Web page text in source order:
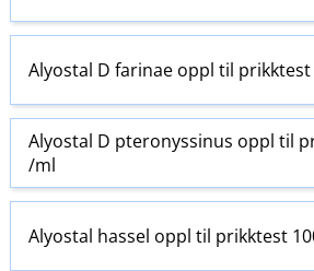
Alyostal D farinae oppl til prikktest
Alyostal D pteronyssinus oppl til
/​ml
Alyostal hassel oppl til prikktest